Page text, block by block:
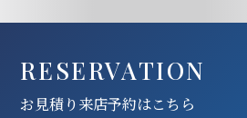
RESERVATION
お見積り来店予約はこちら